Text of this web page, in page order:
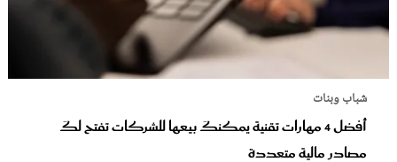
شباب وبنات
أفضل 4 مهارات تقنية يمكنكَ بيعها للشركات تفتح لكَ
مصادر مالية متعددة